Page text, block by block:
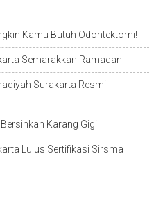
Kamu Butuh Odontektomi!
Semarakkan Ramadan
Surakarta Resmi
Karang Gigi
Lulus Sertifikasi Sirsma